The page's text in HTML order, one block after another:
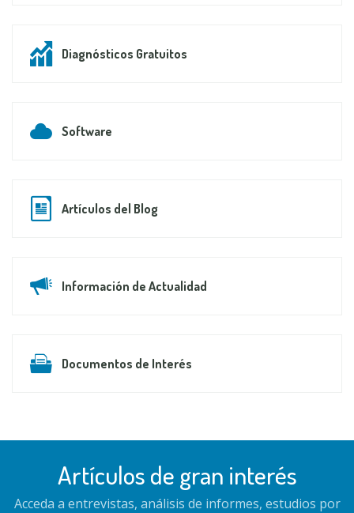
Diagnósticos Gratuitos
Software
Artículos del Blog
Información de Actualidad
Documentos de Interés
Artículos de gran interés
Acceda a entrevistas, análisis de informes, estudios por